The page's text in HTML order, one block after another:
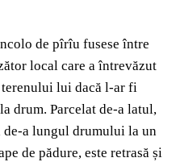
de pîrîu fusese între
local care a întrevăzut
lui dacă l-ar fi
drum. Parcelat de-a latul,
de-a lungul drumului la un
de pădure, este retrasă și